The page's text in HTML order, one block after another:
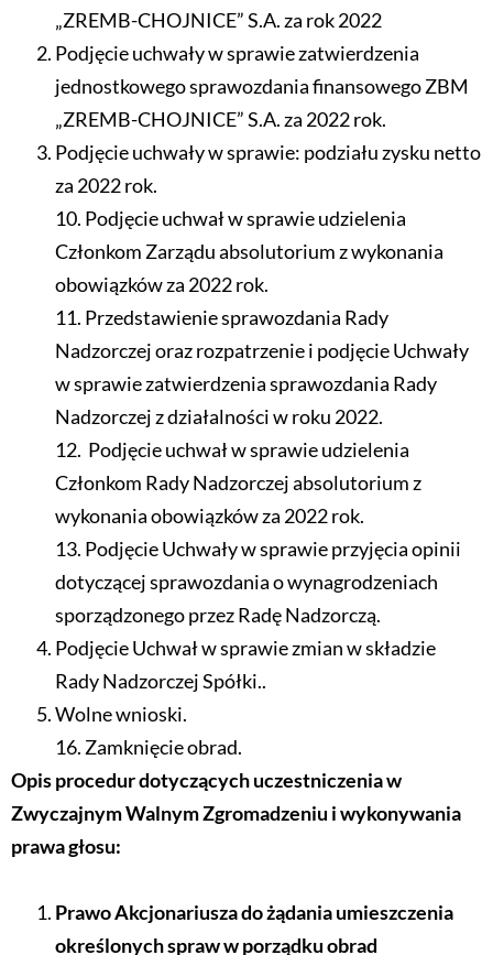
„ZREMB-CHOJNICE” S.A. za rok 2022
Podjęcie uchwały w sprawie zatwierdzenia
jednostkowego sprawozdania finansowego ZBM
„ZREMB-CHOJNICE” S.A. za 2022 rok.
Podjęcie uchwały w sprawie: podziału zysku netto
za 2022 rok.
10. Podjęcie uchwał w sprawie udzielenia
Członkom Zarządu absolutorium z wykonania
obowiązków za 2022 rok.
11. Przedstawienie sprawozdania Rady
Nadzorczej oraz rozpatrzenie i podjęcie Uchwały
w sprawie zatwierdzenia sprawozdania Rady
Nadzorczej z działalności w roku 2022.
12. Podjęcie uchwał w sprawie udzielenia
Członkom Rady Nadzorczej absolutorium z
wykonania obowiązków za 2022 rok.
13. Podjęcie Uchwały w sprawie przyjęcia opinii
dotyczącej sprawozdania o wynagrodzeniach
sporządzonego przez Radę Nadzorczą.
Podjęcie Uchwał w sprawie zmian w składzie
Rady Nadzorczej Spółki..
Wolne wnioski.
16. Zamknięcie obrad.
Opis procedur dotyczących uczestniczenia w
Zwyczajnym Walnym Zgromadzeniu i wykonywania
prawa głosu:
Prawo Akcjonariusza do żądania umieszczenia
określonych spraw w porządku obrad